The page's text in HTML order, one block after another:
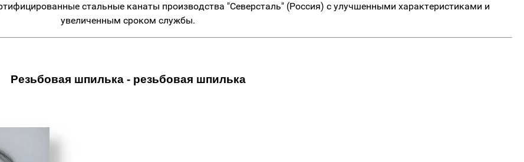
стальные канаты производства "Северсталь" (Россия) с улучшенными характеристиками и
увеличенным сроком службы.
Резьбовая шпилька - резьбовая шпилька